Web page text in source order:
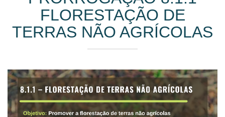
FLORESTAÇÃO DE
TERRAS NÃO AGRÍCOLAS